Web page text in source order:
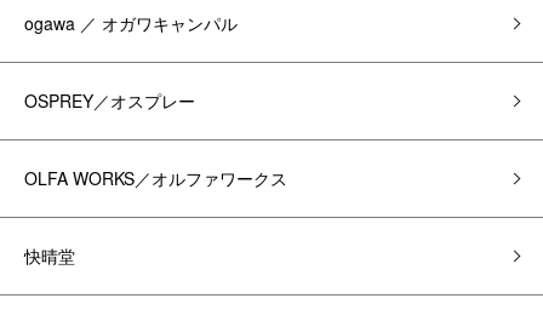
ogawa ／ オガワキャンパル
OSPREY／オスプレー
OLFA WORKS／オルファワークス
快晴堂